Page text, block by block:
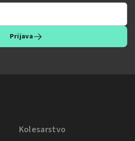
Prijava
Kolesarstvo